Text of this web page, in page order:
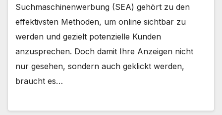
Suchmaschinenwerbung (SEA) gehört zu den
effektivsten Methoden, um online sichtbar zu
werden und gezielt potenzielle Kunden
anzusprechen. Doch damit Ihre Anzeigen nicht
nur gesehen, sondern auch geklickt werden,
braucht es…